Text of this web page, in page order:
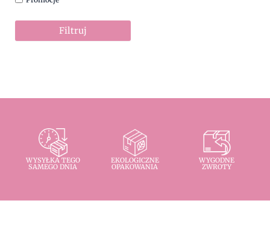
Filtruj
WYSYŁKA TEGO
SAMEGO DNIA
EKOLOGICZNE
OPAKOWANIA
WYGODNE
ZWROTY